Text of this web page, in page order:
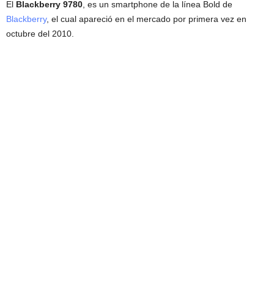
El Blackberry 9780 , es un smartphone de la línea Bold de
Blackberry, el cual apareció en el mercado por primera vez en
octubre del 2010.